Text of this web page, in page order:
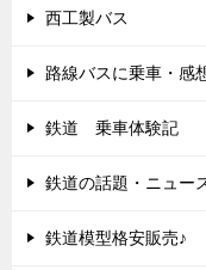
西工製バス
路線バスに乗車・感
鉄道 乗車体験記
鉄道の話題・ニュー
鉄道模型格安販売♪